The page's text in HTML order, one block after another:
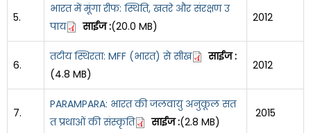
5.
भारत में मूंगा रीफ: स्थिति, खतरे और संरक्षण उ
पाय
साईज :(20.0 MB)
2012
6.
तटीय स्थिरता: MFF (भारत) से सीख
साईज :
(4.8 MB)
2012
7.
PARAMPARA: भारत की जलवायु अनुकूल सत
त प्रथाओं की संस्कृति
साईज :(2.8 MB)
2015